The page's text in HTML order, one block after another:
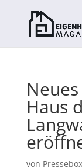
Haus
von Pressebox